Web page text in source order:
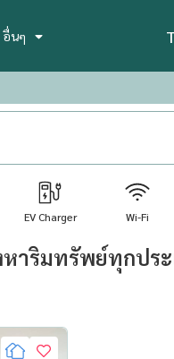
อื่นๆ
EV Charger Wi-Fi
าริมทรัพย์ทุกปร